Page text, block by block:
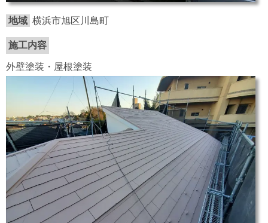
地域 横浜市旭区川島町
施工内容
外壁塗装・屋根塗装